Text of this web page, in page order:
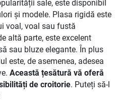
sale, este disponibil
și modele. Plasa rigidă este
voal, voal sau fustă
altă parte, este excelent
sau bluze elegante. În plus
este, de asemenea, adesea
Această țesătură vă oferă
de croitorie. Puteți să-l